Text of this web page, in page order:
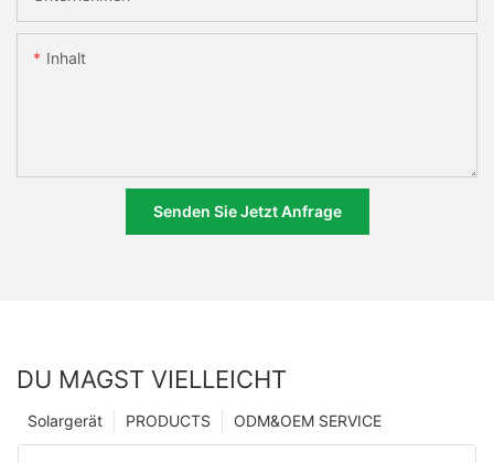
Inhalt
Senden Sie Jetzt Anfrage
DU MAGST VIELLEICHT
ODM&OEM SERVICE
PRODUCTS
Solargerät